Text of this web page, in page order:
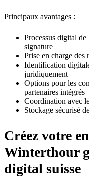
Principaux avantages :
Processus digital de
signature
Prise en charge
Identification
juridiquement
Options pour les
partenaires intégrés
Coordination avec
Stockage sécurisé
Créez votre
Winterthour
digital suisse